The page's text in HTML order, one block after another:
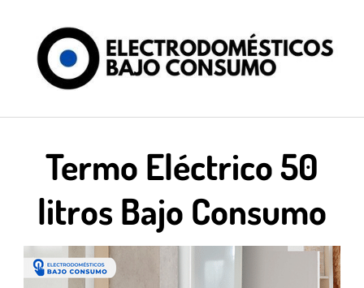
contenido
Termo Eléctrico 50
litros Bajo Consumo